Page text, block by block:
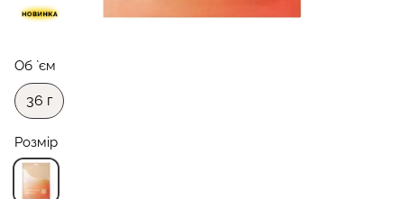
Об `єм
36 г
Розмір